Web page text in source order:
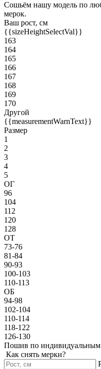
Сошьём нашу модель по
мерок.
Ваш рост, см
{{sizeHeightSelectVal}}
163
164
165
166
167
168
169
170
Другой
{{measurementWarnText}}
Размер
1
2
3
4
5
ОГ
96
104
112
120
128
ОТ
73-76
81-84
90-93
100-103
110-113
ОБ
94-98
102-104
110-114
118-122
126-130
Пошив по
Как снять мерки?